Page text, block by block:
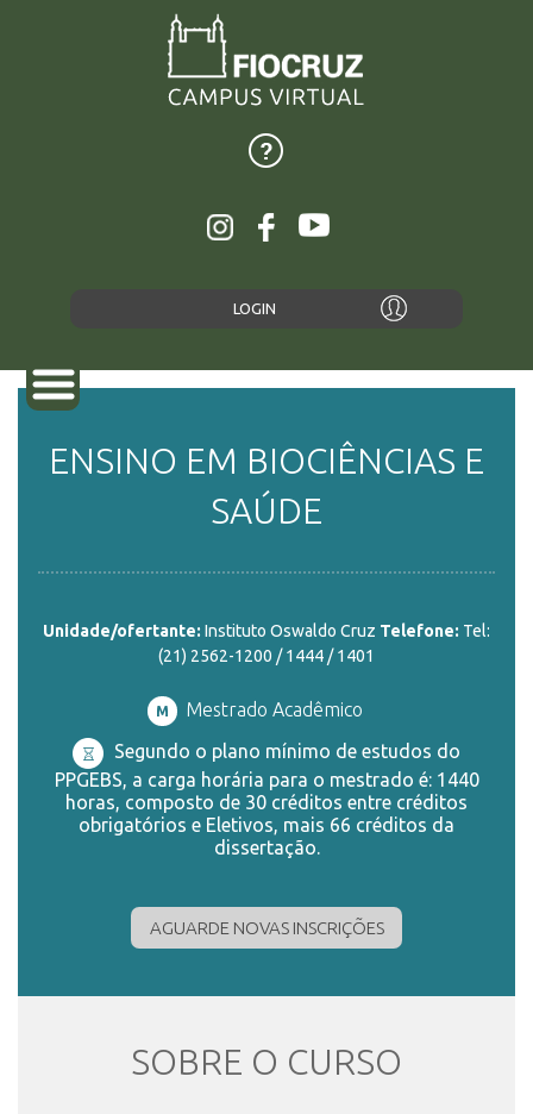
LOGIN
PLATAFORMAS
DOCENTES
ENSINO EM BIOCIÊNCIAS E
SAÚDE
Unidade/ofertante: Instituto Oswaldo Cruz Telefone: Tel:
(21) 2562-1200 / 1444 / 1401
M
Mestrado Acadêmico
Segundo o plano mínimo de estudos do
PPGEBS, a carga horária para o mestrado é: 1440
horas, composto de 30 créditos entre créditos
obrigatórios e Eletivos, mais 66 créditos da
dissertação.
AGUARDE NOVAS INSCRIÇÕES
SOBRE O CURSO